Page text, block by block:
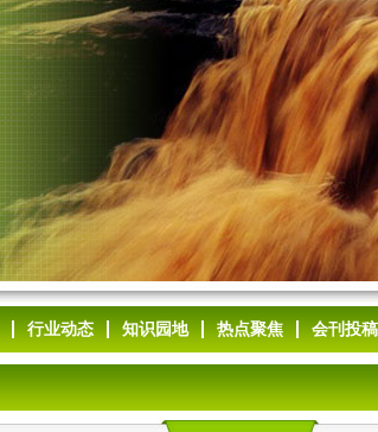
行业动态 知识园地 热点聚焦 会刊投稿